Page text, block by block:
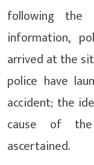
following the
information,
arrived at the
police have
accident; the
cause of
ascertained.